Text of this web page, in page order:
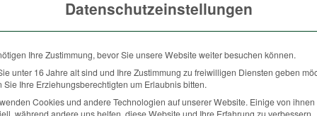
diese Tiere, etwa in Form von Lebensraumverbesserungen.
zur Feindvermeidung. Diese setzen sie mehr oder weniger
Heil in der Flucht. Die anderen verstecken sich und vertrauen
Spaziergänger, Hundeführer oder durch andere Tiere
der Wildtiere integriert. Allein die Anzahl, aber auch die
der Tiere relevant. Je weniger solcher Störungen
Datenschutzeinstellungen
Ihre Zustimmung, bevor Sie unsere Website weiter besuchen können.
unter 16 Jahre alt sind und Ihre Zustimmung zu freiwilligen Diensten geben
Sie Ihre Erziehungsberechtigten um Erlaubnis bitten.
Cookies und andere Technologien auf unserer Website. Einige von ihnen